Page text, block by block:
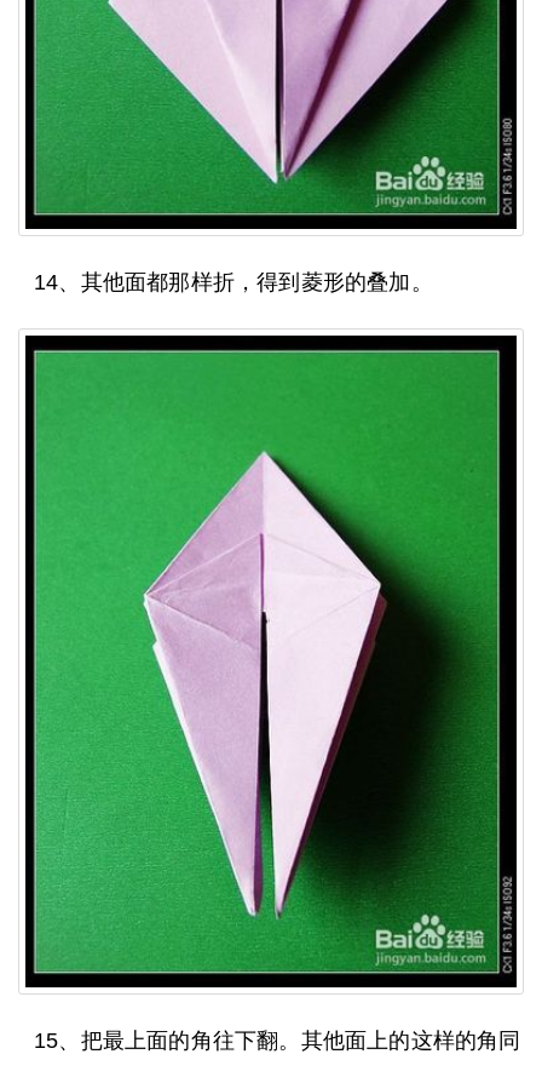
14、其他面都那样折，得到菱形的叠加。
15、把最上面的角往下翻。其他面上的这样的角同